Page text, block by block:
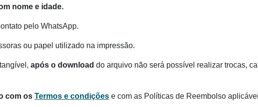
nome e idade.
pelo WhatsApp.
ou papel utilizado na impressão.
após o download do arquivo não será possível realizar trocas,
com os Termos e condições e com as Políticas de Reembolso